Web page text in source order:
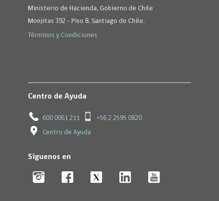
Ministerio de Hacienda, Gobierno de Chile
Monjitas 392 - Piso 8, Santiago de Chile.
Términos y Condiciones
Centro de Ayuda
600 0061 211 +56 2 2595 0820
Centro de Ayuda
Síguenos en